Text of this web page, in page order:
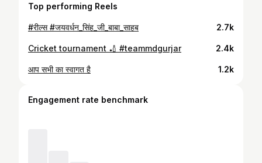
Top performing Reels
#रील्स #जयवर्धन_सिंह_जी_बाबा_साहब 2.7k
Cricket tournament 🏏 #teammdgurjar 2.4k
आप सभी का स्वागत है 1.2k
Engagement rate benchmark